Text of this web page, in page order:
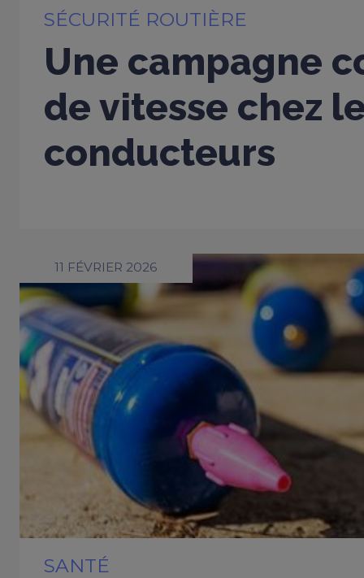
SÉCURITÉ ROUTIÈRE
Une campagne
de vitesse chez
conducteurs
11 FÉVRIER 2026
SANTÉ